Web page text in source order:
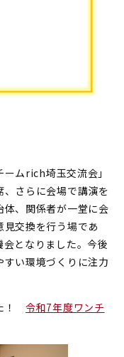
ムrich埼玉交流会」
さらに会場で講演を
、関係者が一堂に会
見交換を行う場であ
となりました。今後
い環境づくりに注力
！ 令和7年度ワンチ